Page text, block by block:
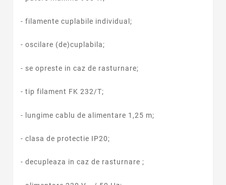
- filamente cuplabile individual;
- oscilare (de)cuplabila;
- se opreste in caz de rasturnare;
- tip filament FK 232/T;
- lungime cablu de alimentare 1,25 m;
- clasa de protectie IP20;
- decupleaza in caz de rasturnare ;